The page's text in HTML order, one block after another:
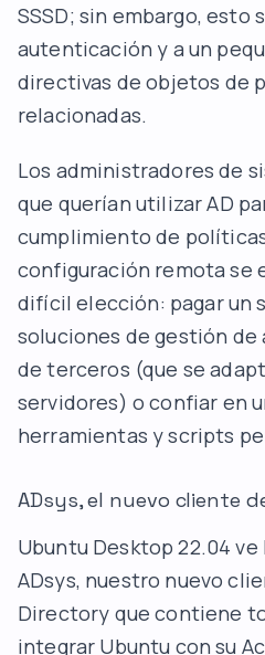
SSSD; sin embargo, esto
autenticación y a un
directivas de objetos de
relacionadas.
Los administradores de
que querían utilizar AD
cumplimiento de
configuración remota se
difícil elección: pagar un
soluciones de gestión de
de terceros (que se
servidores) o confiar en
herramientas y scripts
ADsys, el nuevo cliente
Ubuntu Desktop 22.04
ADsys, nuestro nuevo
Directory que contiene
integrar Ubuntu con su